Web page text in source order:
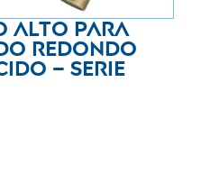
alto para
redondo
– Serie